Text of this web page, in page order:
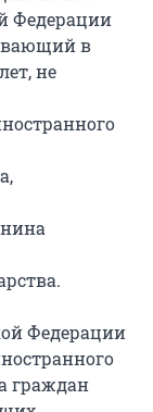
Федерации
в
не
Федерации
граждан